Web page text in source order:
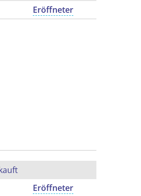
Eröffneter
Eröffneter